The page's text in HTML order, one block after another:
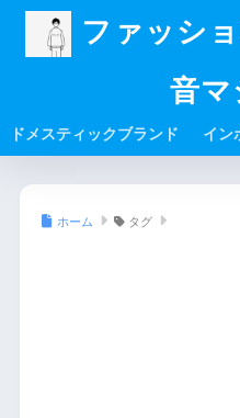
ファッシ
音
ドメスティックブランド イン
ホーム タグ